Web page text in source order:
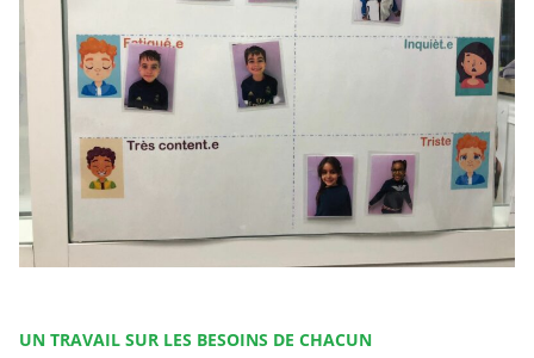
UN TRAVAIL SUR LES BESOINS DE CHACUN